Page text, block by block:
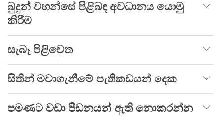
බුදුන් වහන්සේ පිළිබඳ අවධානය යොමු
කිරීම
සැබෑ පිළිවෙත
සිතින් මවාගැනීමේ පැතිකඩයන් දෙක
පමණට වඩා පීඩනයන් ඇති නොකරන්න